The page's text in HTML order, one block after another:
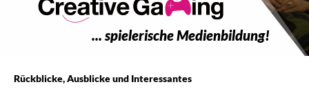
... spielerische Medienbildung!
Rückblicke, Ausblicke und Interessantes